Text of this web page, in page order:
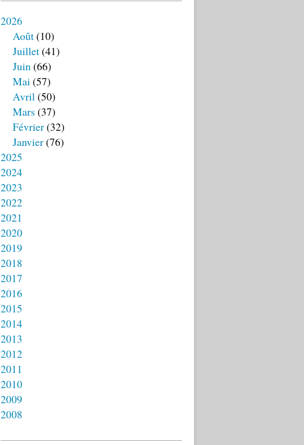
2026
Août(10)
Juillet(41)
Juin(66)
Mai(57)
Avril(50)
Mars (37)
Février(32)
Janvier(76)
2025
2024
2023
2022
2021
2020
2019
2018
2017
2016
2015
2014
2013
2012
2011
2010
2009
2008